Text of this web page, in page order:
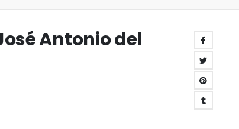
Antonio del